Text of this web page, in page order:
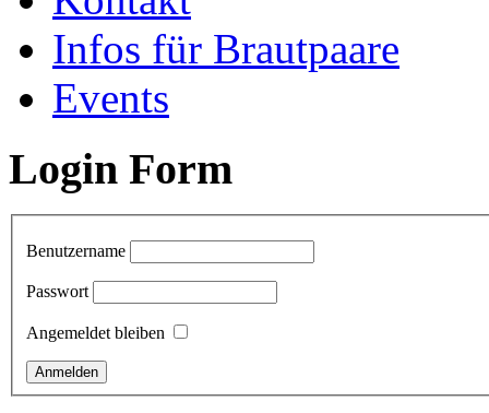
Infos für Brautpaare
Events
Login Form
Benutzername
Passwort
Angemeldet bleiben